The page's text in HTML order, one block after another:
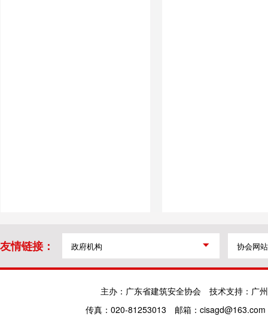
友情链接：
主办：广东省建筑安全协会
技术支持：广
传真：020-81253013
邮箱：cisagd@163.com